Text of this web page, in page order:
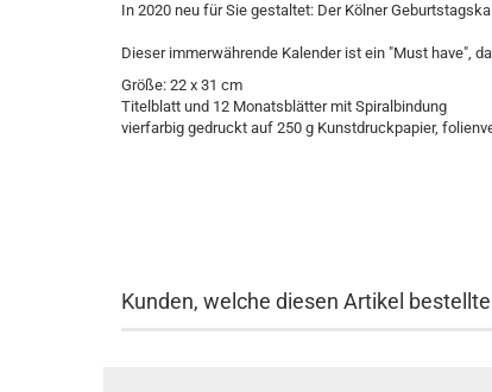
In 2020 neu für Sie gestaltet: Der Kölner
Dieser immerwährende Kalender ist ein "Must have",
Größe: 22 x 31 cm
Titelblatt und 12 Monatsblätter mit Spiralbindung
vierfarbig gedruckt auf 250 g Kunstdruckpapier,
Kunden, welche diesen Artikel